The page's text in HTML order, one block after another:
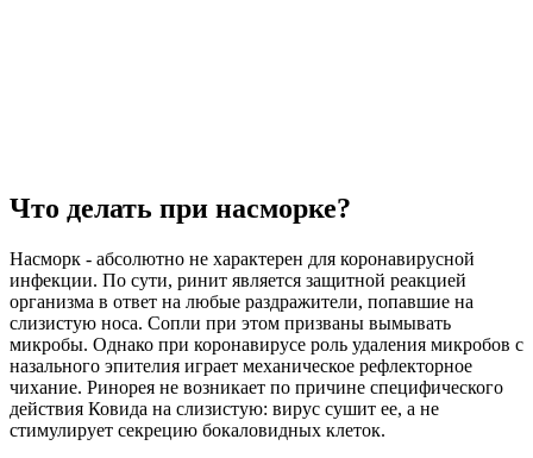
Что делать при насморке?
Насморк - абсолютно не характерен для коронавирусной
инфекции. По сути, ринит является защитной реакцией
организма в ответ на любые раздражители, попавшие на
слизистую носа. Сопли при этом призваны вымывать
микробы. Однако при коронавирусе роль удаления микробов с
назального эпителия играет механическое рефлекторное
чихание. Ринорея не возникает по причине специфического
действия Ковида на слизистую: вирус сушит ее, а не
стимулирует секрецию бокаловидных клеток.